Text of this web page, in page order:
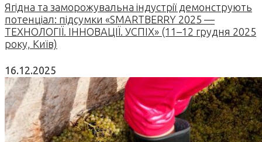
Ягідна та заморожувальна індустрії демонструють
потенціал: підсумки «SMARTBERRY 2025 —
ТЕХНОЛОГІЇ. ІННОВАЦІЇ. УСПІХ» (11–12 грудня 2025
року, Київ)
16.12.2025